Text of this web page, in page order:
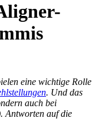
eine wichtige Rolle
. Und das
auch bei
Antworten auf die